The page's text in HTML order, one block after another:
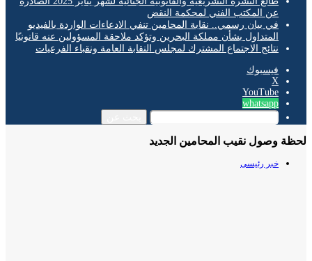
عن المكتب الفني لمحكمة النقض
في بيان رسمي.. نقابة المحامين تنفي الادعاءات الواردة بالفيديو
المتداول بشأن مملكة البحرين وتؤكد ملاحقة المسؤولين عنه قانونيًا
نتائج الاجتماع المشترك لمجلس النقابة العامة ونقباء الفرعيات
فيسبوك
‫YouTube
whatsapp
وصول نقيب المحامين الجديد
خبر رئيسى